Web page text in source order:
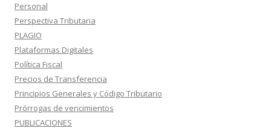
Personal
Perspectiva Tributaria
PLAGIO
Plataformas Digitales
Política Fiscal
Precios de Transferencia
Principios Generales y Código Tributario
Prórrogas de vencimientos
PUBLICACIONES